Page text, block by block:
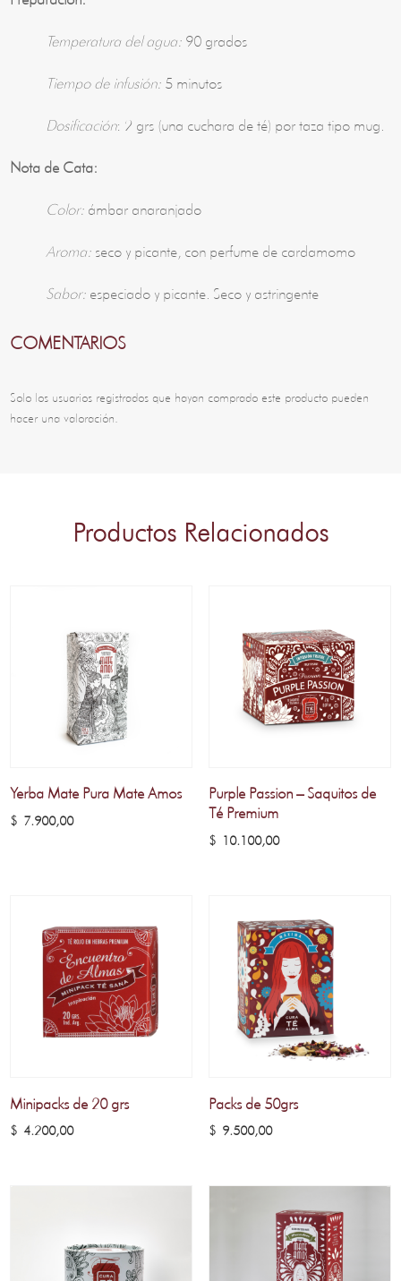
Temperatura del agua: 90 grados
Tiempo de infusión: 5 minutos
Dosificación: 2 grs (una cuchara de té) por taza tipo mug.
Nota de Cata:
Color: ámbar anaranjado
Aroma: seco y picante, con perfume de cardamomo
Sabor: especiado y picante. Seco y astringente
COMENTARIOS
Solo los usuarios registrados que hayan comprado este producto pueden
hacer una valoración.
Productos Relacionados
Yerba Mate Pura Mate Amos
$ 7.900,00
Purple Passion – Saquitos de
Té Premium
$10.100,00
Minipacks de 20 grs
$ 4.200,00
Packs de 50grs
$9.500,00